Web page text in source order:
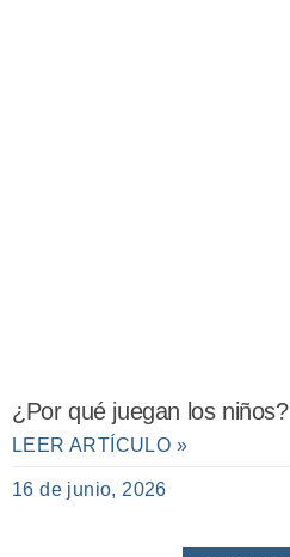
¿Por qué juegan los niños?
LEER ARTÍCULO »
16 de junio, 2026